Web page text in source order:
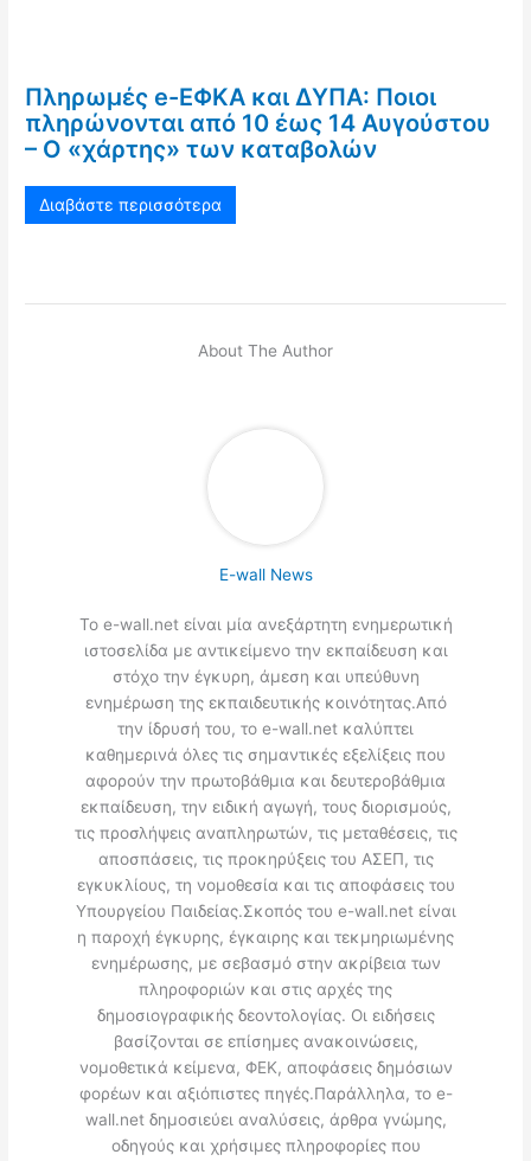
Πληρωμές e-ΕΦΚΑ και ΔΥΠΑ: Ποιοι
πληρώνονται από 10 έως 14 Αυγούστου
– Ο «χάρτης» των καταβολών
Διαβάστε περισσότερα
About The Author
E-wall News
Το e-wall.net είναι μία ανεξάρτητη ενημερωτική
ιστοσελίδα με αντικείμενο την εκπαίδευση και
στόχο την έγκυρη, άμεση και υπεύθυνη
ενημέρωση της εκπαιδευτικής κοινότητας.Από
την ίδρυσή του, το e-wall.net καλύπτει
καθημερινά όλες τις σημαντικές εξελίξεις που
αφορούν την πρωτοβάθμια και δευτεροβάθμια
εκπαίδευση, την ειδική αγωγή, τους διορισμούς,
τις προσλήψεις αναπληρωτών, τις μεταθέσεις, τις
αποσπάσεις, τις προκηρύξεις του ΑΣΕΠ, τις
εγκυκλίους, τη νομοθεσία και τις αποφάσεις του
Υπουργείου Παιδείας.Σκοπός του e-wall.net είναι
η παροχή έγκυρης, έγκαιρης και τεκμηριωμένης
ενημέρωσης, με σεβασμό στην ακρίβεια των
πληροφοριών και στις αρχές της
δημοσιογραφικής δεοντολογίας. Οι ειδήσεις
βασίζονται σε επίσημες ανακοινώσεις,
νομοθετικά κείμενα, ΦΕΚ, αποφάσεις δημόσιων
φορέων και αξιόπιστες πηγές.Παράλληλα, το e-
wall.net δημοσιεύει αναλύσεις, άρθρα γνώμης,
οδηγούς και χρήσιμες πληροφορίες που